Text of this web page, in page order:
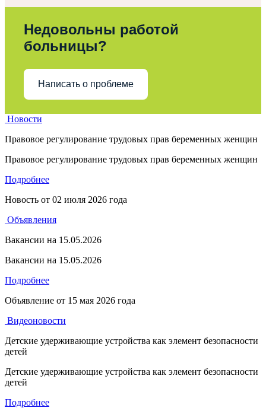
Недовольны работой
больницы?
Написать о проблеме
Новости
Правовое регулирование трудовых прав беременных женщин
Правовое регулирование трудовых прав беременных женщин
Подробнее
Новость от 02 июля 2026 года
Объявления
Вакансии на 15.05.2026
Вакансии на 15.05.2026
Подробнее
Объявление от 15 мая 2026 года
Видеоновости
Детские удерживающие устройства как элемент безопасности
детей
Детские удерживающие устройства как элемент безопасности
детей
Подробнее